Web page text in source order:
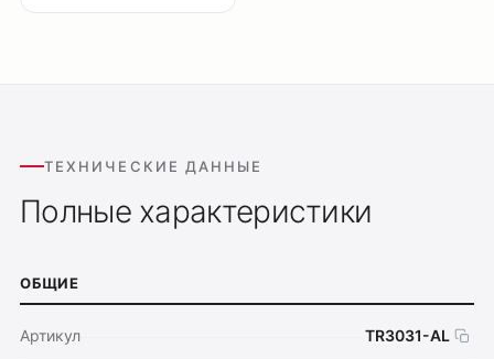
ТЕХНИЧЕСКИЕ ДАННЫЕ
Полные характеристики
ОБЩИЕ
Артикул TR3031-AL